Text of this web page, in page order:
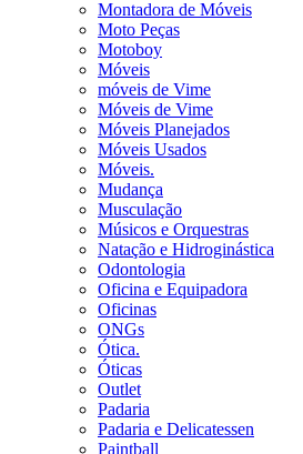
Montadora de Móveis
Moto Peças
Motoboy
Móveis
móveis de Vime
Móveis de Vime
Móveis Planejados
Móveis Usados
Móveis.
Mudança
Musculação
Músicos e Orquestras
Natação e Hidroginástica
Odontologia
Oficina e Equipadora
Oficinas
ONGs
Ótica.
Óticas
Outlet
Padaria
Padaria e Delicatessen
Paintball